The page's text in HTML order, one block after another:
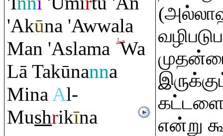
'Akūna 'Awwala
Man 'Aslama Wa
Lā Takūnanna
MinaAl-
Mushrikīna
என்று